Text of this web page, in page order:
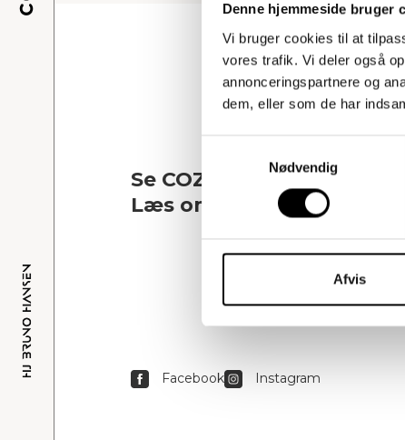
Denne hjemmeside bruger
Vi bruger cookies til at
vores trafik. Vi deler også
annonceringspartnere og
dem, eller som de har
Nødvendig
Afvis
Se COZI kollektionen her
Læs om COZI by BRUNO
Facebook
Instagram